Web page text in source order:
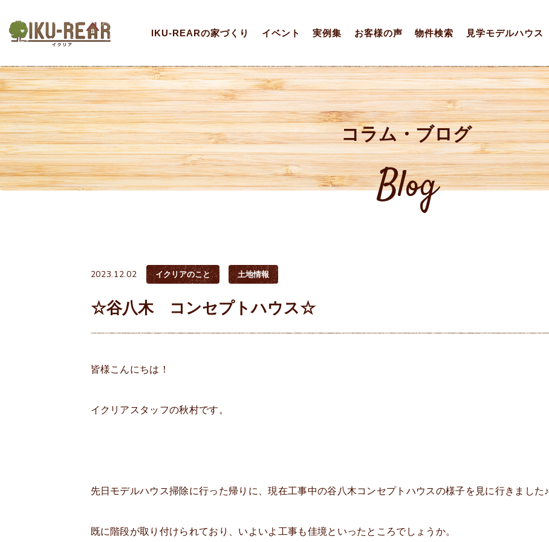
IKU-REARの家づくり イベント 実例集 お客様の声 物件検索 見学モデルハウス
コラム・ブログ
Blog
2023.12.02 イクリアのこと 土地情報
☆谷八木 コンセプトハウス☆
皆様こんにちは！
イクリアスタッフの秋村です。
先日モデルハウス掃除に行った帰りに、現在工事中の谷八木コンセプトハウスの様子を見に行きました♪
既に階段が取り付けられており、いよいよ工事も佳境といったところでしょうか。